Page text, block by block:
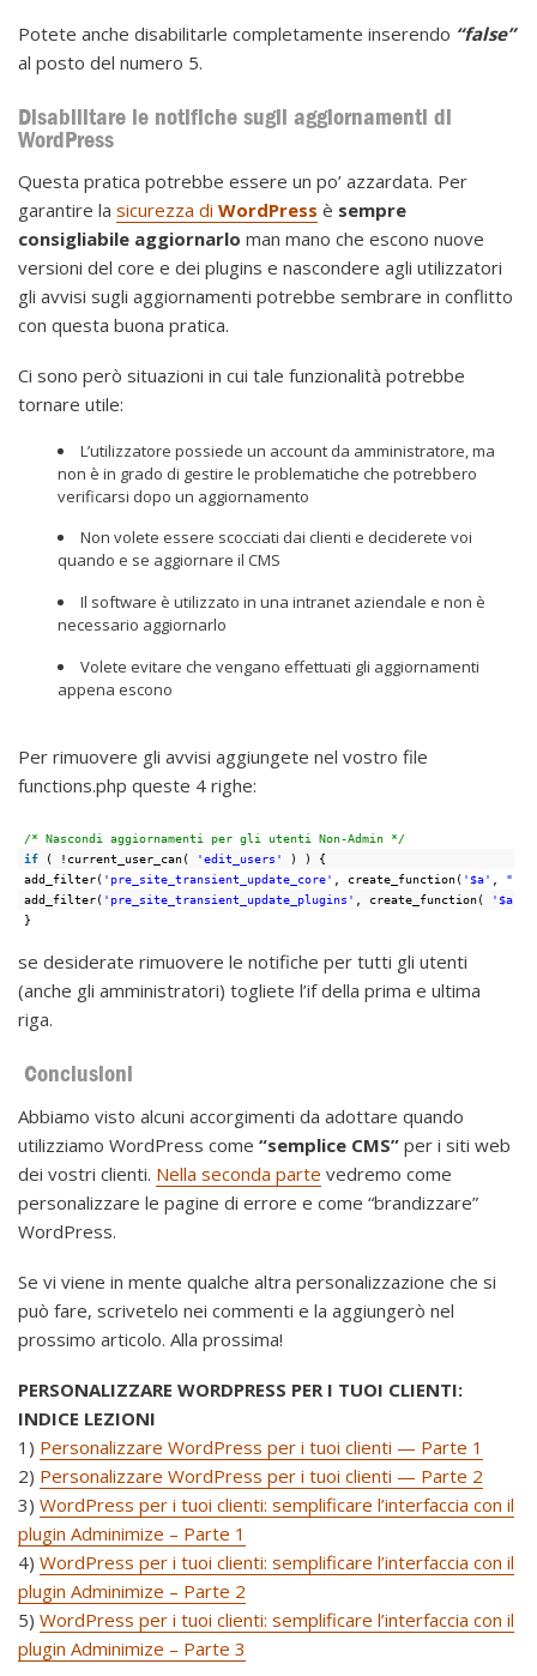
Potete anche disabilitarle completamente inserendo “false”
al posto del numero 5.
Disabilitare le notifiche sugli aggiornamenti di
WordPress
Questa pratica potrebbe essere un po’ azzardata. Per
garantire la sicurezza di WordPress è sempre
consigliabile aggiornarlo man mano che escono nuove
versioni del core e dei plugins e nascondere agli utilizzatori
gli avvisi sugli aggiornamenti potrebbe sembrare in conflitto
con questa buona pratica.
Ci sono però situazioni in cui tale funzionalità potrebbe
tornare utile:
L’utilizzatore possiede un account da amministratore, ma
non è in grado di gestire le problematiche che potrebbero
verificarsi dopo un aggiornamento
Non volete essere scocciati dai clienti e deciderete voi
quando e se aggiornare il CMS
Il software è utilizzato in una intranet aziendale e non è
necessario aggiornarlo
Volete evitare che vengano effettuati gli aggiornamenti
appena escono
Per rimuovere gli avvisi aggiungete nel vostro file
functions.php queste 4 righe:
/* Nascondi aggiornamenti per gli utenti Non-Admin */
if
( !current_user_can( 'edit_users'
) ) {
add_filter( 'pre_site_transient_update_core' , create_function( '$a'
add_filter( 'pre_site_transient_update_plugins' , create_function( '$a'
}
se desiderate rimuovere le notifiche per tutti gli utenti
(anche gli amministratori) togliete l’if della prima e ultima
riga.
Conclusioni
Abbiamo visto alcuni accorgimenti da adottare quando
utilizziamo WordPress come “semplice CMS” per i siti web
dei vostri clienti. Nella seconda parte vedremo come
personalizzare le pagine di errore e come “brandizzare”
WordPress.
Se vi viene in mente qualche altra personalizzazione che si
può fare, scrivetelo nei commenti e la aggiungerò nel
prossimo articolo. Alla prossima!
PERSONALIZZARE WORDPRESS PER I TUOI CLIENTI:
INDICE LEZIONI
1) Personalizzare WordPress per i tuoi clienti — Parte 1
2) Personalizzare WordPress per i tuoi clienti — Parte 2
3) WordPress per i tuoi clienti: semplificare l’interfaccia con il
plugin Adminimize – Parte 1
4) WordPress per i tuoi clienti: semplificare l’interfaccia con il
plugin Adminimize – Parte 2
5) WordPress per i tuoi clienti: semplificare l’interfaccia con il
plugin Adminimize – Parte 3